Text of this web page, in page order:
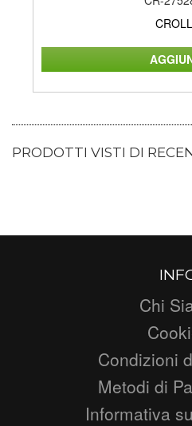
PRODOTTI VISTI DI
Chi
Condizioni
Metodi di
Informativa